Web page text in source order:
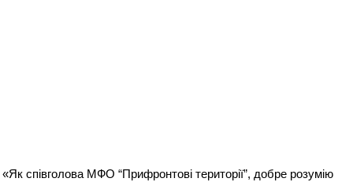
«Як співголова МФО “Прифронтові території”, добре розумію